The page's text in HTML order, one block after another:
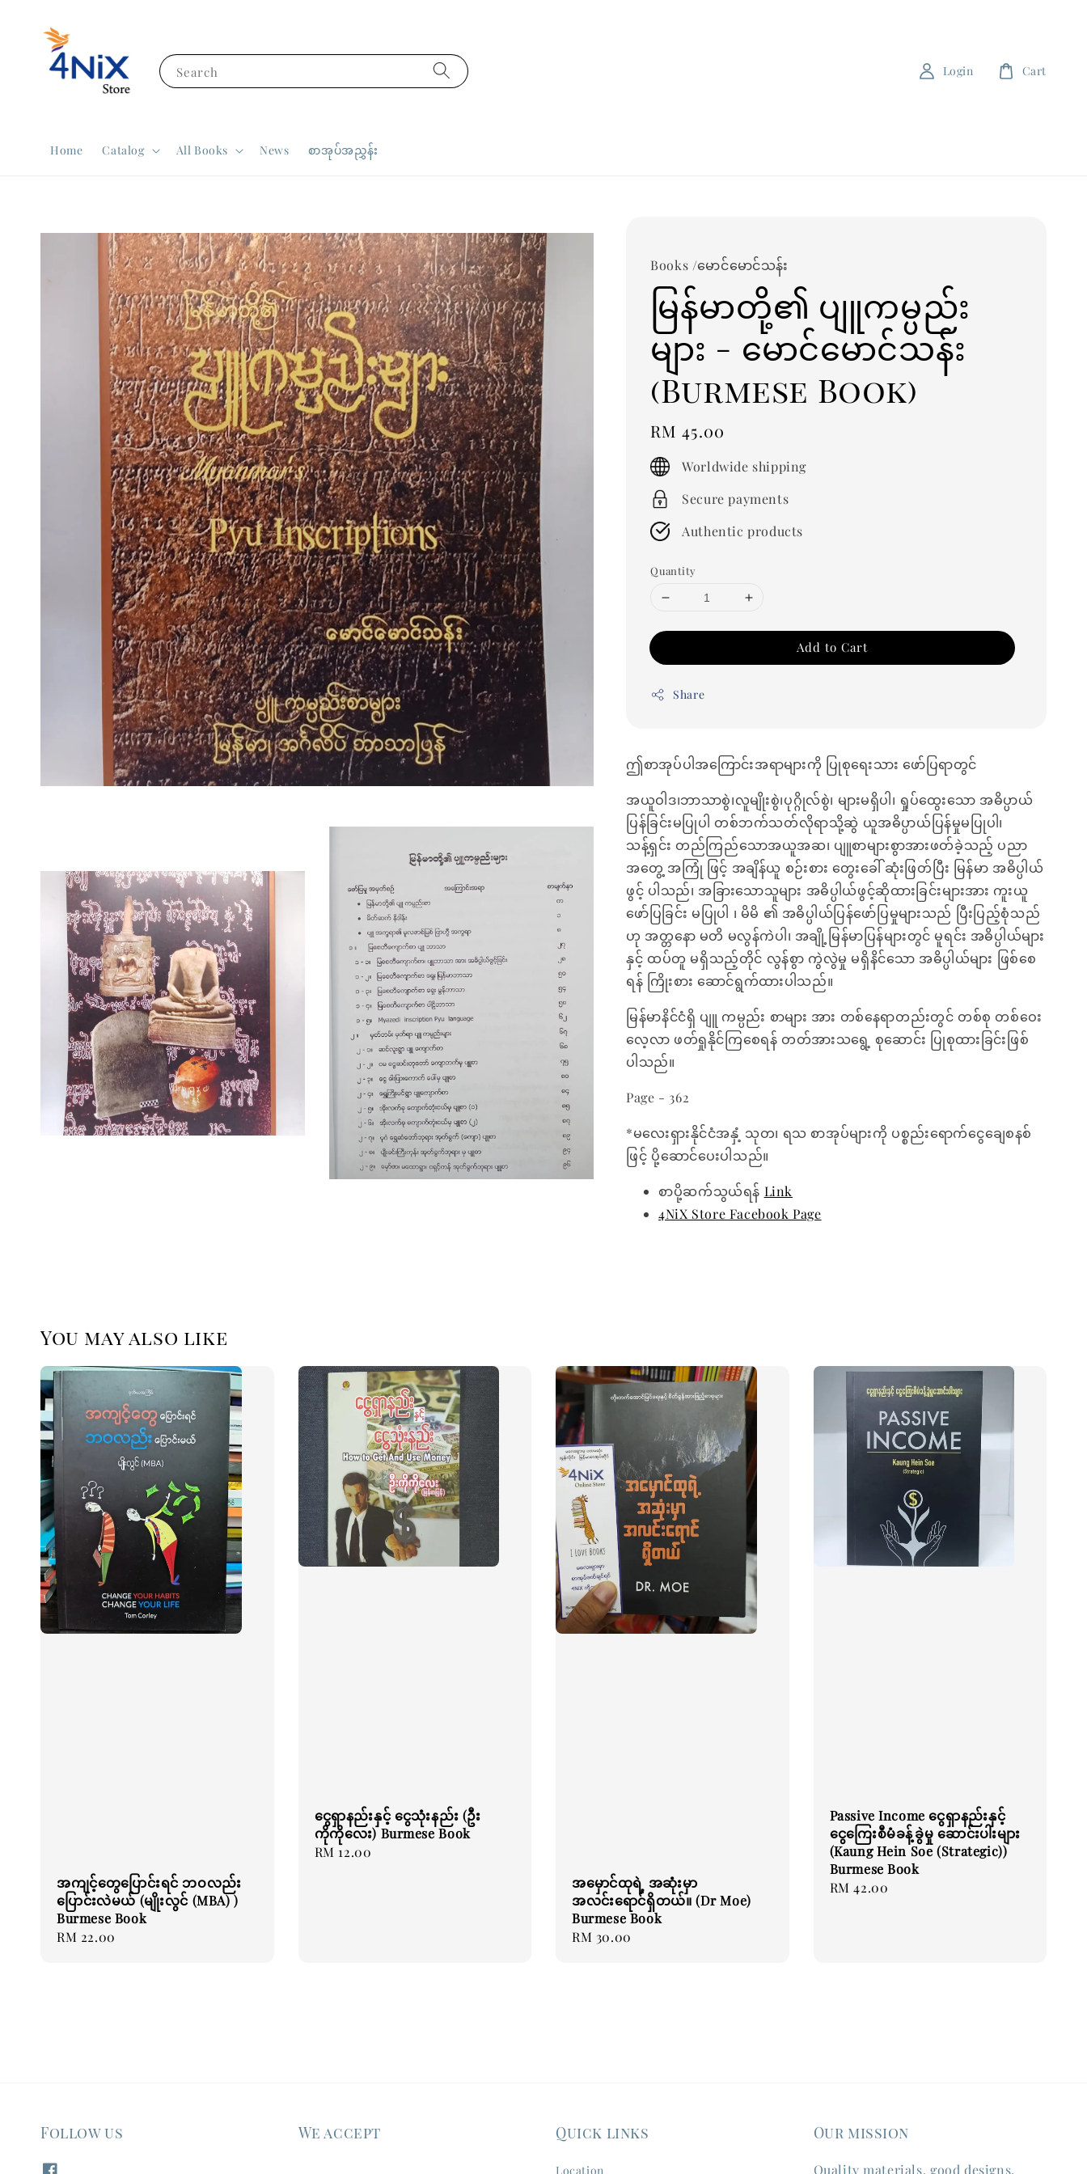
Search
Home Catalog All Books News စာအုပ်အညွှန်း
Login Cart
Books /မောင်မောင်သန်း
မြန်မာတို့၏ ပျူကမ္ပည်း
များ - မောင်မောင်သန်း
(Burmese Book)
Regular
price
RM 45.00
Worldwide shipping
Secure payments
Authentic products
Quantity
Add to Cart
Share
ဤစာအုပ်ပါအကြောင်းအရာများကို ပြုစုရေးသား ဖော်ပြရာတွင်
အယူဝါဒ၊ဘာသာစွဲ၊လူမျိုးစွဲ၊ပုဂ္ဂိုလ်စွဲ၊ များမရှိပါ၊ ရှုပ်ထွေးသော အဓိပ္ပာယ်
ပြန်ခြင်းမပြုပါ တစ်ဘက်သတ်လိုရာသို့ဆွဲ ယူအဓိပ္ပာယ်ပြန်မှုမပြုပါ၊
သန့်ရှင်း တည်ကြည်သောအယူအဆ၊ ပျူစာများစွာအားဖတ်ခဲ့သည့် ပညာ
အတွေ့ အကြုံ ဖြင့် အချိန်ယူ စဉ်းစား တွေးခေါ် ဆုံးဖြတ်ပြီး မြန်မာ အဓိပ္ပါယ်
ဖွင့် ပါသည်၊ အခြားသောသူများ အဓိပ္ပါယ်ဖွင့်ဆိုထားခြင်းများအား ကူးယူ
ဖော်ပြခြင်း မပြုပါ ၊ မိမိ ၏ အဓိပ္ပါယ်ပြန်ဖော်ပြမှုများသည် ပြီးပြည့်စုံသည်
ဟု အတ္တနော မတိ မလွန်ကဲပါ၊ အချို့မြန်မာပြန်များတွင် မူရင်း အဓိပ္ပါယ်များ
နှင့် ထပ်တူ မရှိသည့်တိုင် လွန်စွာ ကွဲလွဲမှု မရှိနိင်သော အဓိပ္ပါယ်များ ဖြစ်စေ
ရန် ကြိုးစား ဆောင်ရွက်ထားပါသည်။
မြန်မာနိင်ငံရှိ ပျူ ကမ္ပည်း စာများ အား တစ်နေရာတည်းတွင် တစ်စု တစ်ဝေး
လေ့လာ ဖတ်ရှုနိုင်ကြစေရန် တတ်အားသရွေ့ စုဆောင်း ပြုစုထားခြင်းဖြစ်
ပါသည်။
Page - 362
*မလေးရှားနိုင်ငံအနှံ့ သုတ၊ ရသ စာအုပ်များကို ပစ္စည်းရောက်ငွေချေစနစ်
ဖြင့် ပို့ဆောင်ပေးပါသည်။
စာပို့ဆက်သွယ်ရန် Link
4NiX Store Facebook Page
You may also like
အကျင့်တွေပြောင်းရင် ဘဝလည်း
ပြောင်းလဲမယ် (မျိုးလွင် (MBA) )
Burmese Book
Regular
RM 22.00
ငွေရှာနည်းနှင့် ငွေသုံးနည်း (ဦး
ကိုကိုလေး) Burmese Book
Regular
RM 12.00
အမှောင်ထုရဲ့ အဆုံးမှာ
အလင်းရောင်ရှိတယ်။ (Dr Moe)
Burmese Book
Regular
RM 30.00
Passive Income ငွေရှာနည်းနှင့်
ငွေကြေးစီမံခန့်ခွဲမှု ဆောင်းပါးများ
(Kaung Hein Soe (Strategic))
Burmese Book
Regular
RM 42.00
Follow us We accept Quick links
Location
Our mission
Quality materials, good designs,